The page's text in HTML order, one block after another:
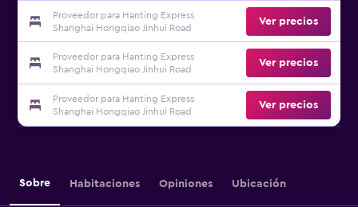
Proveedor para Hanting Express
Shanghai Hongqiao Jinhui Road
Ver precios
Proveedor para Hanting Express
Shanghai Hongqiao Jinhui Road
Ver precios
Proveedor para Hanting Express
Shanghai Hongqiao Jinhui Road
Ver precios
Sobre Habitaciones Opiniones Ubicación